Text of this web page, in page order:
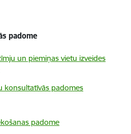
padome
un piemiņas vietu izveides
konsultatīvās padomes
padome